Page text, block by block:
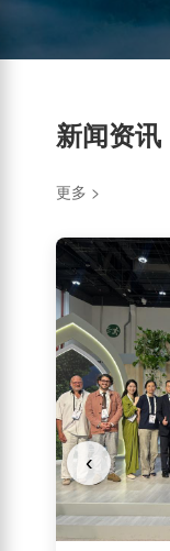
新闻资讯
更多 >
‹